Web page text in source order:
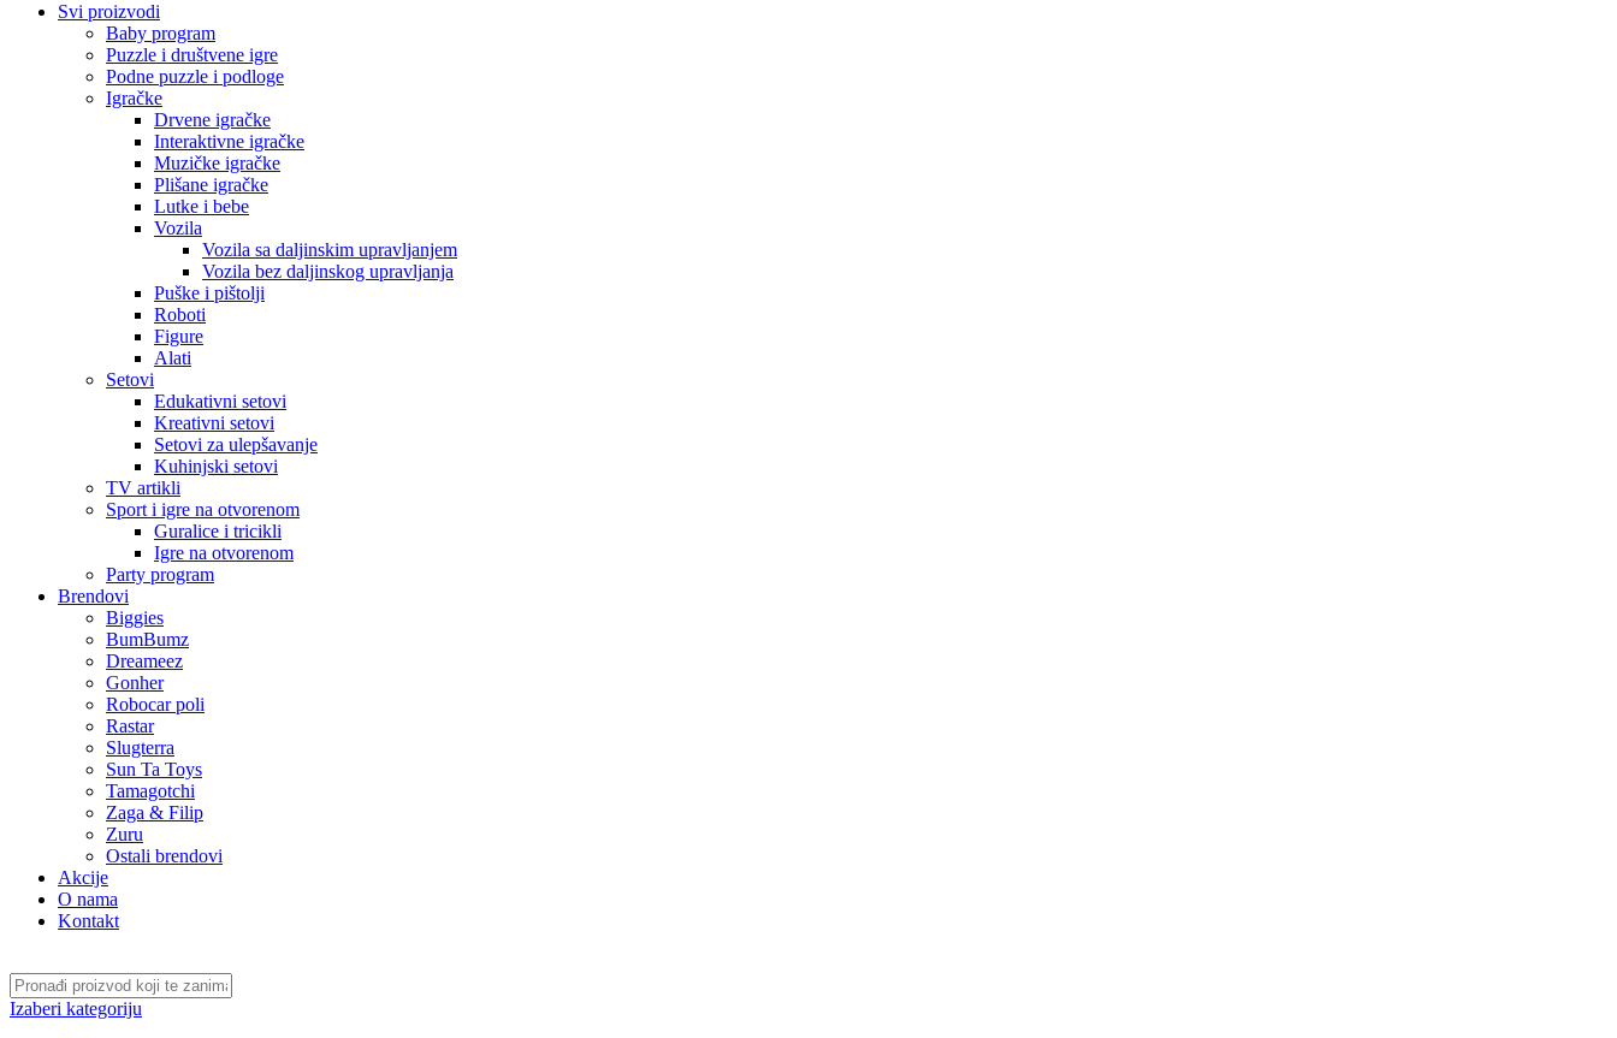
Svi proizvodi
Baby program
Puzzle i društvene igre
Podne puzzle i podloge
Igračke
Drvene igračke
Interaktivne igračke
Muzičke igračke
Plišane igračke
Lutke i bebe
Vozila
Vozila sa daljinskim upravljanjem
Vozila bez daljinskog upravljanja
Puške i pištolji
Roboti
Figure
Alati
Setovi
Edukativni setovi
Kreativni setovi
Setovi za ulepšavanje
Kuhinjski setovi
TV artikli
Sport i igre na otvorenom
Guralice i tricikli
Igre na otvorenom
Party program
Brendovi
Biggies
BumBumz
Dreameez
Gonher
Robocar poli
Rastar
Slugterra
Sun Ta Toys
Tamagotchi
Zaga & Filip
Zuru
Ostali brendovi
Akcije
O nama
Kontakt
Izaberi kategoriju